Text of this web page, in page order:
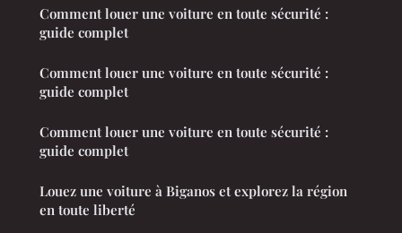
Comment louer une voiture en toute sécurité :
guide complet
Comment louer une voiture en toute sécurité :
guide complet
Comment louer une voiture en toute sécurité :
guide complet
Louez une voiture à Biganos et explorez la région
en toute liberté